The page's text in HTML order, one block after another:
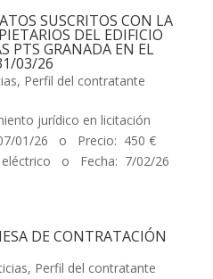
SUSCRITOS CON LA
DEL EDIFICIO
PTS GRANADA EN EL
03/26
, Perfil del contratante
jurídico en licitación
01/26 o Precio: 450 €
o Fecha: 7/02/26
DE CONTRATACIÓN
, Perfil del contratante